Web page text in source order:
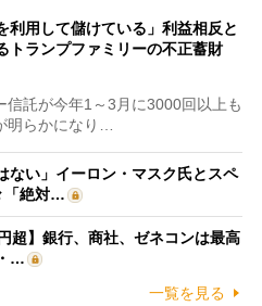
利用して儲けている」利益相反と
トランプファミリーの不正蓄財
託が今年1～3月に3000回以上も
明らかになり…
ない」イーロン・マスク氏とスペ
「絶対…
超】銀行、商社、ゼネコンは最高
…
一覧を見る